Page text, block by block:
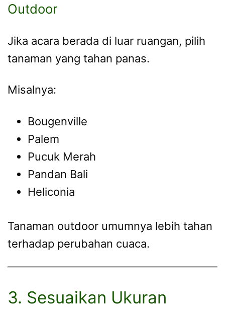
Outdoor
Jika acara berada di luar ruangan, pilih
tanaman yang tahan panas.
Misalnya:
Bougenville
Palem
Pucuk Merah
Pandan Bali
Heliconia
Tanaman outdoor umumnya lebih tahan
terhadap perubahan cuaca.
3. Sesuaikan Ukuran